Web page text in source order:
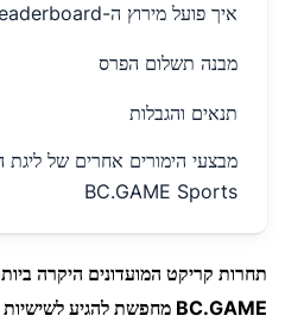
איך פועל מירוץ ה-IPL Leaderboard
מבנה תשלום הפרס
תנאים והגבלות
מבצעי הימורים אחרים של
BC.GAME Sports
תחרות קריקט המועדונים היקרה